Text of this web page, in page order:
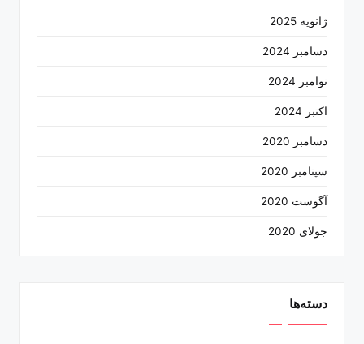
ژانویه 2025
دسامبر 2024
نوامبر 2024
اکتبر 2024
دسامبر 2020
سپتامبر 2020
آگوست 2020
جولای 2020
دسته‌ها